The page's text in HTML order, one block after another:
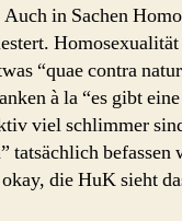
in Sachen
“quae contra
à la “es gibt
viel schlimmer
tatsächlich
die HuK sieht